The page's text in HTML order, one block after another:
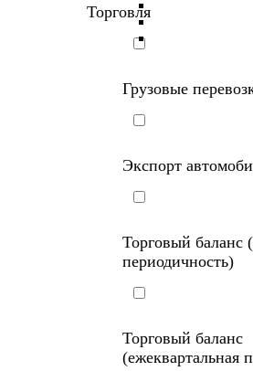
Торговля
Грузовые
Экспорт
Торговый баланс
периодичность)
Торговый баланс
(ежеквартальная